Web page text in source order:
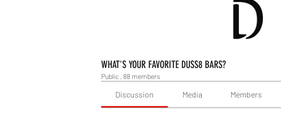
WHAT'S YOUR FAVORITE DUSS8 BARS?
Public · 88 members
Discussion Media Members